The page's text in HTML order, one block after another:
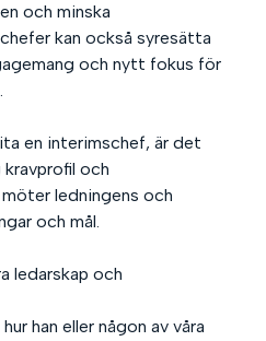
och minska
kan också syresätta
och nytt fokus för
en interimschef, är det
och
ledningens och
och mål.
ledarskap och
han eller någon av våra